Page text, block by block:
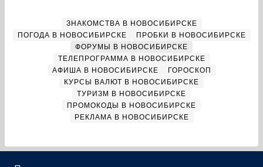
ЗНАКОМСТВА В НОВОСИБИРСКЕ
ПОГОДА В НОВОСИБИРСКЕ
ПРОБКИ В НОВОСИБИРСКЕ
ФОРУМЫ В НОВОСИБИРСКЕ
ТЕЛЕПРОГРАММА В НОВОСИБИРСКЕ
АФИША В НОВОСИБИРСКЕ
ГОРОСКОП
КУРСЫ ВАЛЮТ В НОВОСИБИРСКЕ
ТУРИЗМ В НОВОСИБИРСКЕ
ПРОМОКОДЫ В НОВОСИБИРСКЕ
РЕКЛАМА В НОВОСИБИРСКЕ